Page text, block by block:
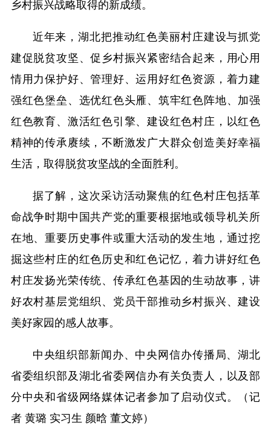
乡村振兴战略取得的新成绩。
近年来，湖北把推动红色美丽村庄建设与抓党
建促脱贫攻坚、促乡村振兴紧密结合起来，用心用
情用力保护好、管理好、运用好红色资源，着力建
强红色堡垒、选优红色头雁、筑牢红色阵地、加强
红色教育、激活红色引擎、建设红色村庄，以红色
精神的传承赓续，不断激发广大群众创造美好幸福
生活，取得脱贫攻坚战的全面胜利。
据了解，这次采访活动聚焦的红色村庄包括革
命战争时期中国共产党的重要根据地或领导机关所
在地、重要历史事件或重大活动的发生地，通过挖
掘这些村庄的红色历史和红色记忆，着力讲好红色
村庄发扬光荣传统、传承红色基因的生动故事，讲
好农村基层党组织、党员干部推动乡村振兴、建设
美好家园的感人故事。
中央组织部新闻办、中央网信办传播局、湖北
省委组织部及湖北省委网信办有关负责人，以及部
分中央和省级网络媒体记者参加了启动仪式。（记
者 黄璐 实习生 颜晗 董文婷）